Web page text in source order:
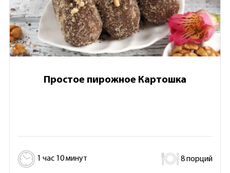
Простое пирожное Картошка
1 час 10 минут 8 порций